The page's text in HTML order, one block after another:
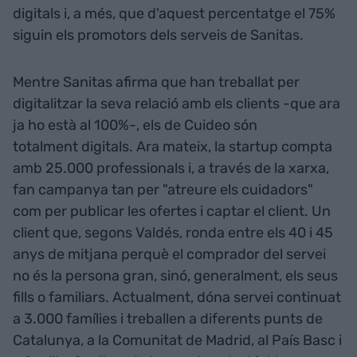
digitals i, a més, que d'aquest percentatge el 75%
siguin els promotors dels serveis de Sanitas.
Mentre Sanitas afirma que han treballat per
digitalitzar la seva relació amb els clients -que ara
ja ho està al 100%-, els de Cuideo són
totalment digitals. Ara mateix, la startup compta
amb 25.000 professionals i, a través de la xarxa,
fan campanya tan per "atreure els cuidadors"
com per publicar les ofertes i captar el client. Un
client que, segons Valdés, ronda entre els 40 i 45
anys de mitjana perquè el comprador del servei
no és la persona gran, sinó, generalment, els seus
fills o familiars. Actualment, dóna servei continuat
a 3.000 famílies i treballen a diferents punts de
Catalunya, a la Comunitat de Madrid, al País Basc i